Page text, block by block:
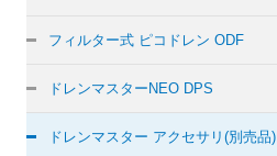
フィルター式 ピコドレン ODF
ドレンマスターNEO DPS
ドレンマスター アクセサリ(別売品)